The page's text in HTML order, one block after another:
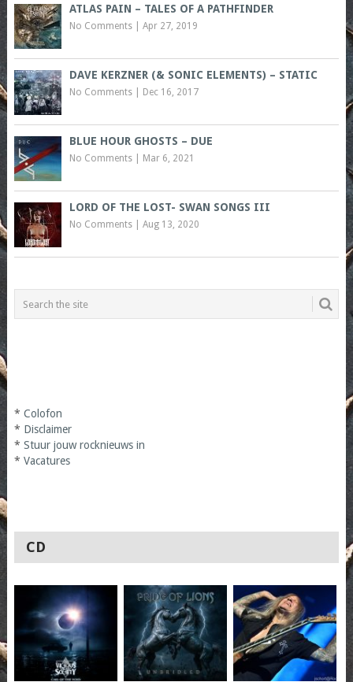
ATLAS PAIN – TALES OF A PATHFINDER
No Comments| Apr 27, 2019
DAVE KERZNER (& SONIC ELEMENTS) – STATIC
No Comments| Dec 16, 2017
BLUE HOUR GHOSTS – DUE
No Comments| Mar 6, 2021
LORD OF THE LOST- SWAN SONGS III
No Comments| Aug 13, 2020
* Colofon
* Disclaimer
* Stuur jouw rocknieuws in
* Vacatures
CD